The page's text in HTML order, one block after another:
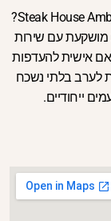
מושקעת עם שירות
אישית להעדפות
לערב בלתי נשכח
ייחודיים.